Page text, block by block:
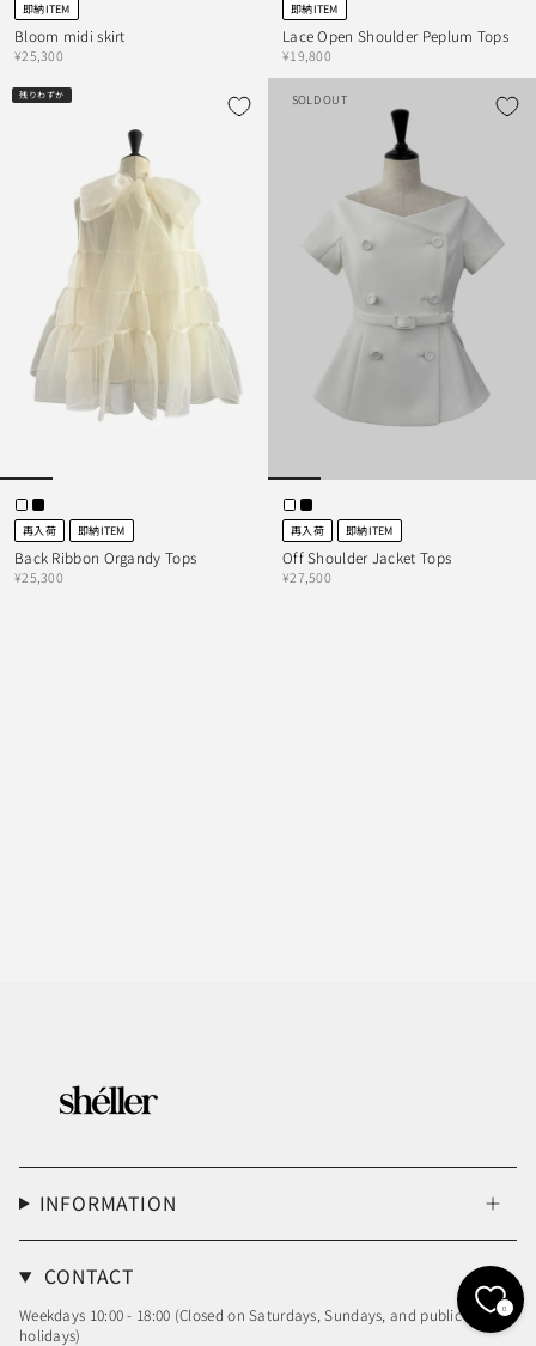
即納ITEM
Bloom midi skirt
¥25,300
即納ITEM
Lace Open Shoulder Peplum Tops
¥19,800
残りわずか
再入荷 即納ITEM
Back Ribbon Organdy Tops
¥25,300
SOLD OUT
再入荷 即納ITEM
Off Shoulder Jacket Tops
¥27,500
INFORMATION
CONTACT
Weekdays 10:00 - 18:00 (Closed on Saturdays, Sundays, and public
holidays)
0